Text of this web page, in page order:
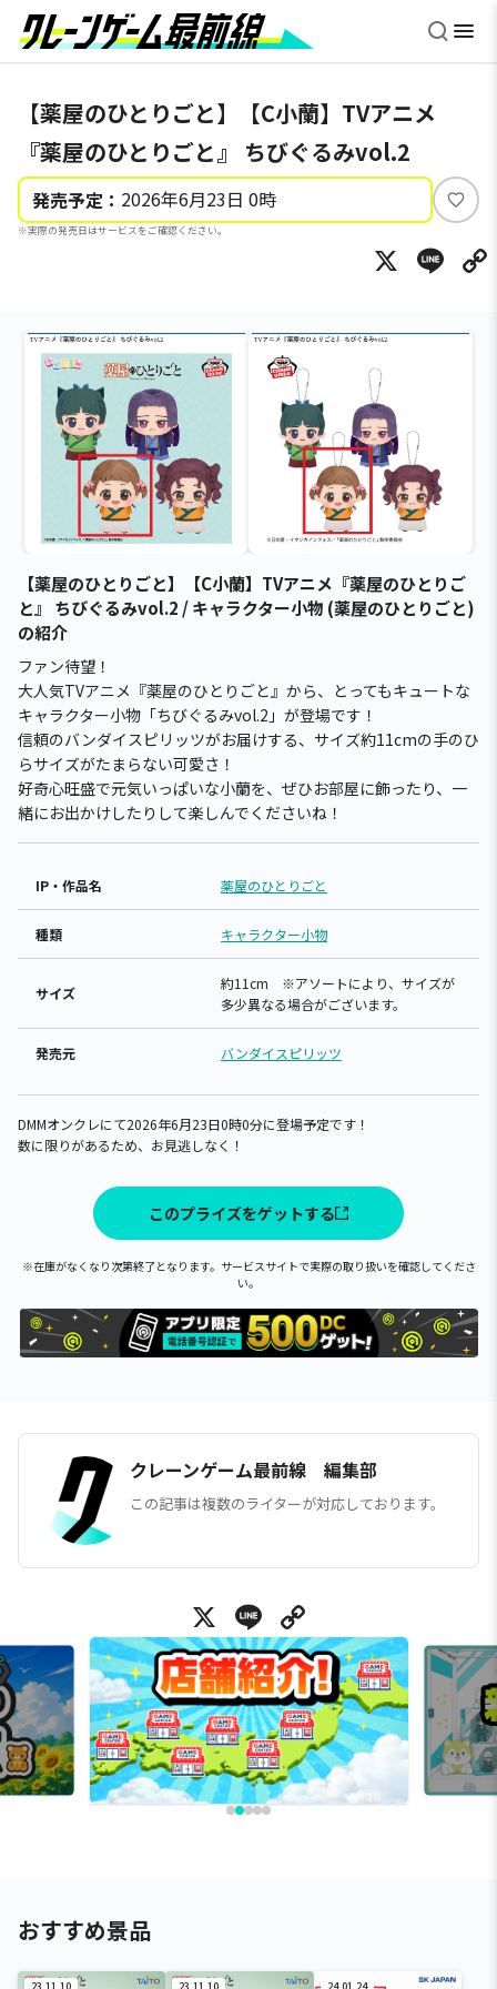
【薬屋のひとりごと】【C小蘭】TVアニメ
『薬屋のひとりごと』 ちびぐるみvol.2
発売予定： 2026年6月23日 0時
※実際の発売日はサービスをご確認ください。
い
ね
X
【薬屋のひとりごと】【C小蘭】TVアニメ『薬屋のひとりご
と』 ちびぐるみvol.2 / キャラクター小物 (薬屋のひとりごと)
の紹介
ファン待望！
大人気TVアニメ『薬屋のひとりごと』から、とってもキュートな
キャラクター小物「ちびぐるみvol.2」が登場です！
信頼のバンダイスピリッツがお届けする、サイズ約11cmの手のひ
らサイズがたまらない可愛さ！
好奇心旺盛で元気いっぱいな小蘭を、ぜひお部屋に飾ったり、一
緒にお出かけしたりして楽しんでくださいね！
IP・作品名 薬屋のひとりごと
種類 キャラクター小物
サイズ
約11cm ※アソートにより、サイズが
多少異なる場合がございます。
発売元 バンダイスピリッツ
DMMオンクレにて2026年6月23日0時0分に登場予定です！
数に限りがあるため、お見逃しなく！
このプライズをゲットする
※在庫がなくなり次第終了となります。サービスサイトで実際の取り扱いを確認してくださ
い。
クレーンゲーム最前線 編集部
この記事は複数のライターが対応しております。
X Line
おすすめ景品